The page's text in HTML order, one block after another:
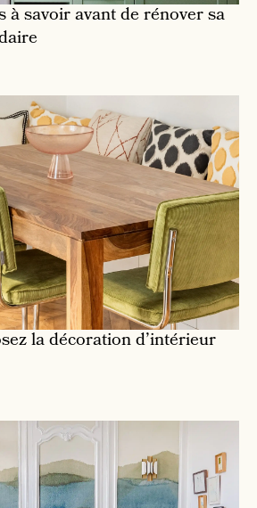
à savoir avant de rénover sa
la décoration d’intérieur